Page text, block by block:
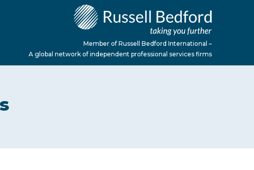
Member of Russell Bedford International –
A global network of independent professional services firms